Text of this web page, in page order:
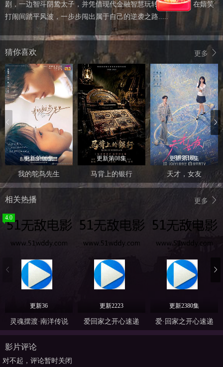
剧，一边智斗阴鸷太子，并凭借现代金融智慧玩转古代商圈，在嬉笑
打闹间踏平风波，一步步闯出属于自己的逆袭之路.....
更多
猜你喜欢
更新第06集
我的鸵鸟先生
更新第08集
马背上的银行
更新第16集
天才，女友
更多
相关热播
4.0
更新36
灵魂摆渡·南洋传说
更新2223
爱回家之开心速递
更新2380集
爱·回家之开心速递
影片评论
对不起，评论暂时关闭